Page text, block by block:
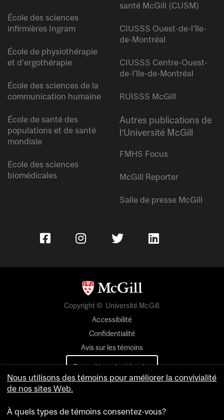
École des sciences
infirmières Ingram
École de physiothérapie
et d’ergothérapie
École des sciences de la
communication humaine
École de santé des
populations et de santé
mondiale
École des sciences
biomédicales
santé McGill (CUSM)
CIUSSS Ouest-de-l’île-
de-Montréal
CIUSSS Centre-Ouest-
de-l’île-de-Montréal
RUISSS McGill
Autres publications de
l’Université McGill
FMHS Focus
McGill Reporter
Salle de presse McGill
Copyright © Université McGill.
Accessibilité
Confidentialité
Avis sur les témoins
Paramètres des témoins
Nous utilisons des témoins pour améliorer la convivialité
de nos sites Web.
À quels types de témoins consentez-vous?